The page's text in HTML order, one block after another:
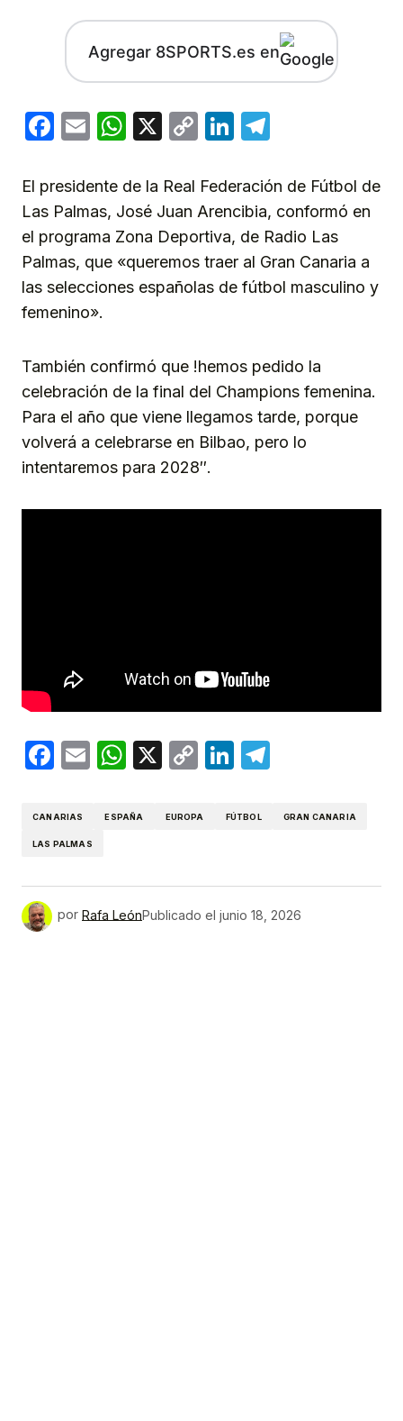
Agregar 8SPORTS.es en
Facebook
EmailWhatsApp
X
CopyLinkedIn
El presidente de la Real Federación de Fútbol de
Las Palmas, José Juan Arencibia, conformó en
el programa Zona Deportiva, de Radio Las
Palmas, que «queremos traer al Gran Canaria a
las selecciones españolas de fútbol masculino y
femenino».
También confirmó que !hemos pedido la
celebración de la final del Champions femenina.
Para el año que viene llegamos tarde, porque
volverá a celebrarse en Bilbao, pero lo
intentaremos para 2028″.
Facebook
EmailWhatsApp
X
CopyLinkedIn
CANARIAS ESPAÑA EUROPA FÚTBOL GRAN CANARIA
LAS PALMAS
por Rafa LeónPublicado el junio 18, 2026